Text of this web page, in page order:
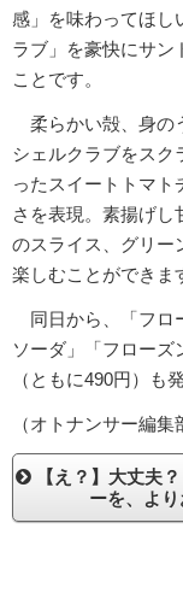
感」を味わってほし
ラブ」を豪快にサン
ことです。
柔らかい殻、身の
シェルクラブをスク
ったスイートトマト
さを表現。素揚げし
のスライス、グリー
楽しむことができま
同日から、「フロ
ソーダ」「フローズ
（ともに490円）も
（オトナンサー編集
【え？】大丈夫
ーを、よ